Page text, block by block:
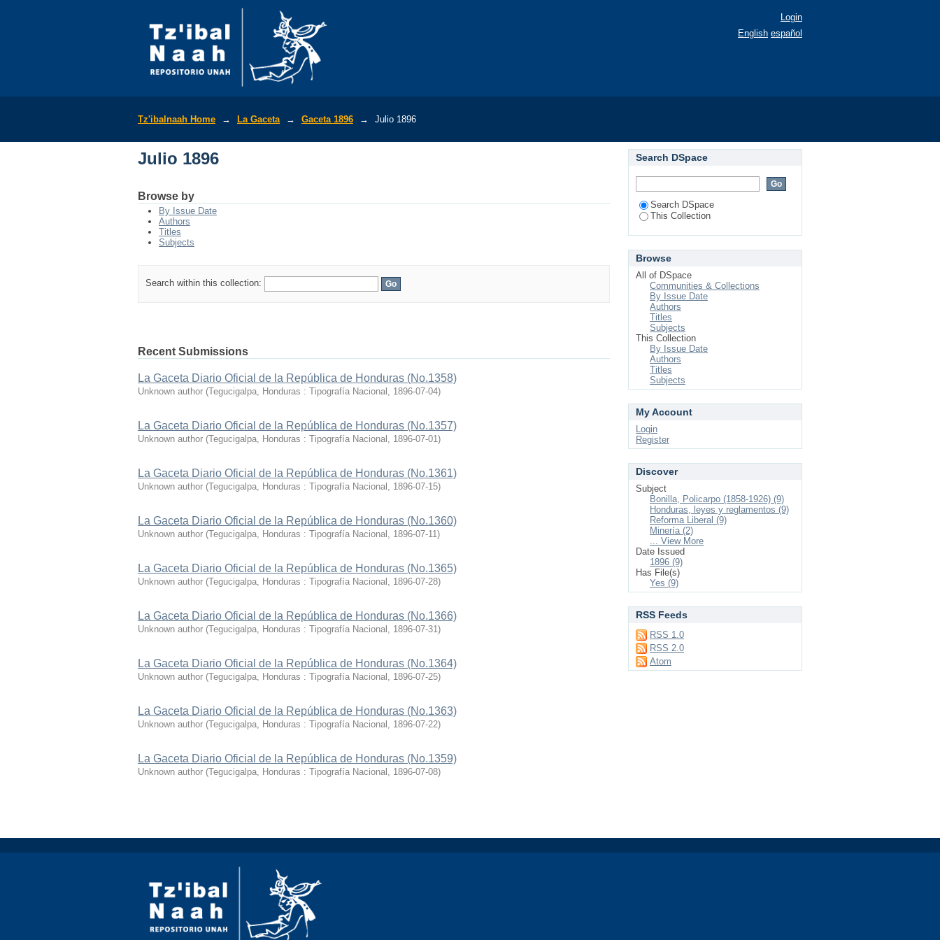
Login
English español
Tz'ibalnaah Home → La Gaceta → Gaceta 1896 → Julio 1896
Julio 1896
Browse by
By Issue Date
Authors
Titles
Subjects
Search within this collection:
Recent Submissions
La Gaceta Diario Oficial de la República de Honduras (No.1358)
Unknown author (Tegucigalpa, Honduras : Tipografía Nacional , 1896-07-04)
La Gaceta Diario Oficial de la República de Honduras (No.1357)
Unknown author (Tegucigalpa, Honduras : Tipografía Nacional , 1896-07-01)
La Gaceta Diario Oficial de la República de Honduras (No.1361)
Unknown author (Tegucigalpa, Honduras : Tipografía Nacional , 1896-07-15)
La Gaceta Diario Oficial de la República de Honduras (No.1360)
Unknown author (Tegucigalpa, Honduras : Tipografía Nacional , 1896-07-11)
La Gaceta Diario Oficial de la República de Honduras (No.1365)
Unknown author (Tegucigalpa, Honduras : Tipografía Nacional , 1896-07-28)
La Gaceta Diario Oficial de la República de Honduras (No.1366)
Unknown author (Tegucigalpa, Honduras : Tipografía Nacional , 1896-07-31)
La Gaceta Diario Oficial de la República de Honduras (No.1364)
Unknown author (Tegucigalpa, Honduras : Tipografía Nacional , 1896-07-25)
La Gaceta Diario Oficial de la República de Honduras (No.1363)
Unknown author (Tegucigalpa, Honduras : Tipografía Nacional , 1896-07-22)
La Gaceta Diario Oficial de la República de Honduras (No.1359)
Unknown author (Tegucigalpa, Honduras : Tipografía Nacional , 1896-07-08)
Search DSpace
Search DSpace
This Collection
Browse
All of DSpace
Communities & Collections
By Issue Date
Authors
Titles
Subjects
This Collection
By Issue Date
Authors
Titles
Subjects
My Account
Login
Register
Discover
Subject
Bonilla, Policarpo (1858-1926) (9)
Honduras, leyes y reglamentos (9)
Reforma Liberal (9)
Minería (2)
... View More
Date Issued
1896 (9)
Has File(s)
Yes (9)
RSS Feeds
RSS 1.0
RSS 2.0
Atom